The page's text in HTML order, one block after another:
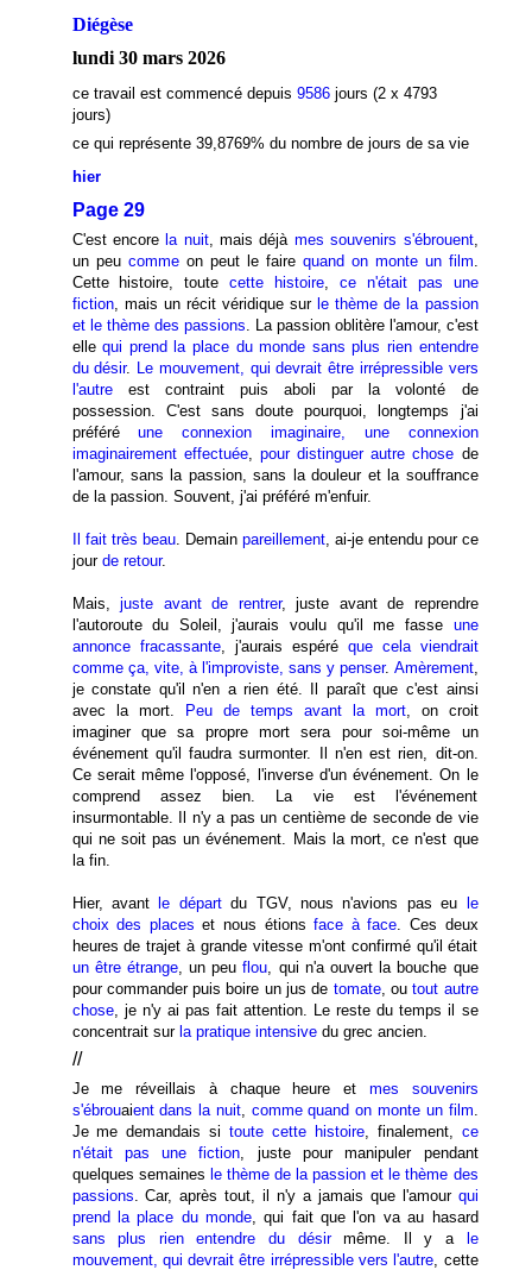
Diégèse
lundi 30 mars 2026
ce travail est commencé depuis 9586jours (2 x 4793
jours)
ce qui représente 39,8769% du nombre de jours de sa vie
hier
Page 29
C'est encore la nuit, mais déjà mes souvenirs s'ébrouent,
un peu commeon peut le faire quand on monte un film.
Cette histoire, toutecette histoire, ce n'était pas une
fiction, mais un récit véridique sur le thème de la passion
et le thème des passions. La passion oblitère l'amour, c'est
ellequi prend la place du monde sans plus rien entendre
du désir. Le mouvement, qui devrait être irrépressible vers
l'autreest contraint puis aboli par la volonté de
possession. C'est sans doute pourquoi, longtemps j'ai
préféréune connexion imaginaire, une connexion
imaginairement effectuée, pour distinguer autre chose de
l'amour, sans la passion, sans la douleur et la souffrance
de la passion. Souvent, j'ai préféré m'enfuir.
Il fait très beau. Demain pareillement, ai-je entendu pour ce
jour de retour.
Mais, juste avant de rentrer, juste avant de reprendre
l'autoroute du Soleil, j'aurais voulu qu'il me fasse une
annonce fracassante, j'aurais espéré que cela viendrait
comme ça, vite, à l'improviste, sans y penser. Amèrement,
je constate qu'il n'en a rien été. Il paraît que c'est ainsi
avec la mort.
Peu de temps avant la mort, on croit
imaginer que sa propre mort sera pour soi-même un
événement qu'il faudra surmonter. Il n'en est rien, dit-on.
Ce serait même l'opposé, l'inverse d'un événement. On le
comprend assez bien. La vie est l'événement
insurmontable. Il n'y a pas un centième de seconde de vie
qui ne soit pas un événement. Mais la mort, ce n'est que
la fin.
Hier, avant le départdu TGV, nous n'avions pas eu
le
choix des places et nous étionsface à face. Ces deux
heures de trajet à grande vitesse m'ont confirmé qu'il était
un être étrange, un peuflou, qui n'a ouvert la bouche que
pour commander puis boire un jus de tomate, outout autre
chose, je n'y ai pas fait attention. Le reste du temps il se
concentrait sur la pratique intensivedu grec ancien.
//
Je me réveillais à chaque heure et mes souvenirs
s'ébrouaient dans la nuit, comme quand on monte un film.
Je me demandais si toute cette histoire, finalement, ce
n'était pas une fiction, juste pour manipuler pendant
quelques semaines le thème de la passion et le thème des
passions. Car, après tout, il n'y a jamais que l'amour qui
prend la place du monde, qui fait que l'on va au hasard
sans plus rien entendre du désirmême. Il y a
le
mouvement, qui devrait être irrépressible vers l'autre, cette